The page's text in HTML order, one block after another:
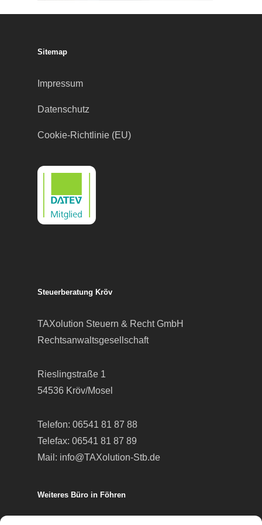
Sitemap
Impressum
Datenschutz
Cookie-Richtlinie (EU)
Steuerberatung Kröv
TAXolution Steuern & Recht GmbH
Rechtsanwaltsgesellschaft
Rieslingstraße 1
54536 Kröv/Mosel
Telefon: 06541 81 87 88
Telefax: 06541 81 87 89
Mail: info@TAXolution-Stb.de
Weiteres Büro in Föhren